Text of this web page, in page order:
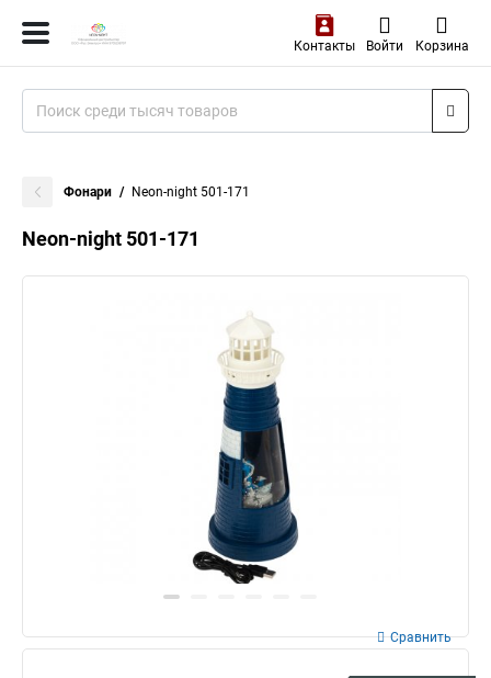
Контакты Войти Корзина
Фонари Neon-night 501-171
Neon-night 501-171
Сравнить